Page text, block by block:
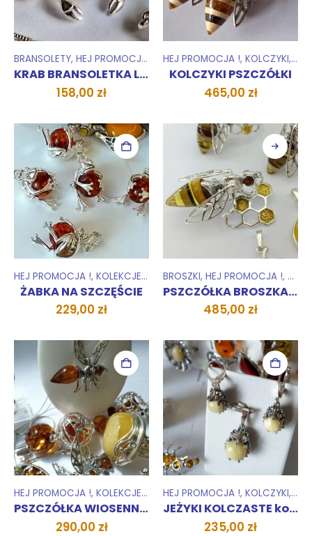
BRANSOLETY, HEJ PROMOCJA ! KOLEKCJE
KRAB BRANSOLETKA LATO
158,00 zł
HEJ PROMOCJA !, KOLCZYKI,
KOLCZYKI PSZCZÓŁKI
465,00 zł
HEJ PROMOCJA !, KOLEKCJE,WISIORKI ZAWIESZKI
ŻABKA NA SZCZĘŚCIE
229,00 zł
BROSZKI, HEJ PROMOCJA !,
PSZCZÓŁKA BROSZKA DUŻA
485,00 zł
HEJ PROMOCJA !, KOLEKCJE,WISIORKI ZAWIESZKI
PSZCZÓŁKA WIOSENNA ZAWIESZKA
290,00 zł
HEJ PROMOCJA !, KOLCZYKI,
JEŻYKI KOLCZASTE kolczyki
235,00 zł